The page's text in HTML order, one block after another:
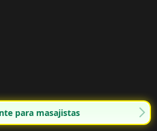
para masajistas